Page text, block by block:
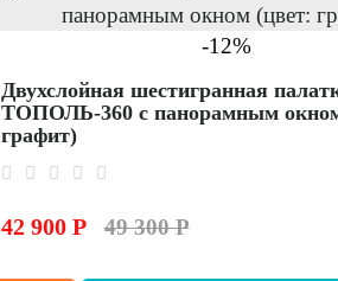
-12%
Двухслойная шестигранная
ТОПОЛЬ-360 с панорамным
графит)
42 900 Р 49 300 Р